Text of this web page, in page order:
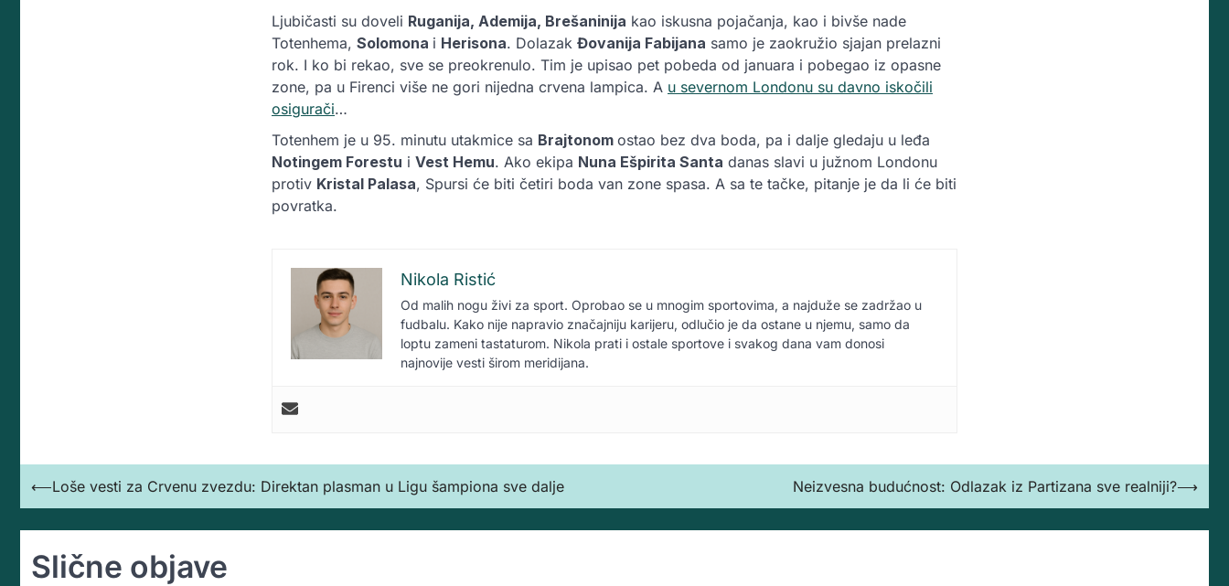
Ljubičasti su doveli Ruganija, Ademija, Brešaninija kao iskusna pojačanja, kao i bivše nade
Totenhema, Solomona i Herisona. Dolazak Đovanija Fabijana samo je zaokružio sjajan prelazni
rok. I ko bi rekao, sve se preokrenulo. Tim je upisao pet pobeda od januara i pobegao iz opasne
zone, pa u Firenci više ne gori nijedna crvena lampica. A u severnom Londonu su davno iskočili
osigurači…
Totenhem je u 95. minutu utakmice sa Brajtonom ostao bez dva boda, pa i dalje gledaju u leđa
Notingem Forestu i Vest Hemu. Ako ekipa Nuna Ešpirita Santa danas slavi u južnom Londonu
protiv Kristal Palasa, Spursi će biti četiri boda van zone spasa. A sa te tačke, pitanje je da li će biti
povratka.
Nikola Ristić
Od malih nogu živi za sport. Oprobao se u mnogim sportovima, a najduže se zadržao u
fudbalu. Kako nije napravio značajniju karijeru, odlučio je da ostane u njemu, samo da
loptu zameni tastaturom. Nikola prati i ostale sportove i svakog dana vam donosi
najnovije vesti širom meridijana.
Кретање
⟵Loše vesti za Crvenu zvezdu: Direktan plasman u Ligu šampiona sve dalje Neizvesna budućnost: Odlazak iz Partizana sve realniji?⟶
Slične objave